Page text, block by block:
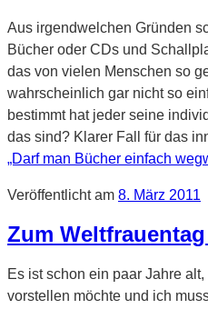
Aus irgendwelchen Gründen
Bücher oder CDs und
das von vielen Menschen so
wahrscheinlich gar nicht so
bestimmt hat jeder seine
das sind? Klarer Fall für das
„Darf man Bücher einfach
Veröffentlicht am 8. März 2011
Zum
Es ist schon ein paar Jahre
vorstellen möchte und ich